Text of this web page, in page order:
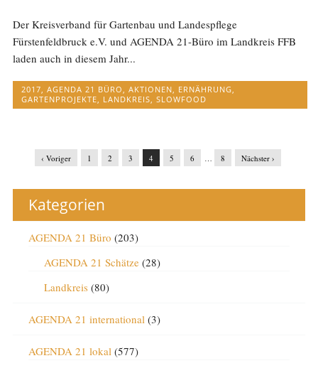
Der Kreisverband für Gartenbau und Landespflege
Fürstenfeldbruck e.V. und AGENDA 21-Büro im Landkreis FFB
laden auch in diesem Jahr...
2017 ,AGENDA 21 BÜRO ,AKTIONEN ERNÄHRUNG
GARTENPROJEKTE
LANDKREIS ,SLOWFOOD
‹ Voriger 1 2 3 4 5 6 … 8 Nächster ›
Kategorien
AGENDA 21 Büro (203)
AGENDA 21 Schätze(28)
Landkreis(80)
AGENDA 21 international(3)
AGENDA 21 lokal(577)